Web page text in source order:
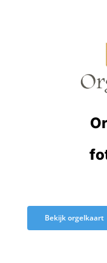
Bekijk orgelkaart